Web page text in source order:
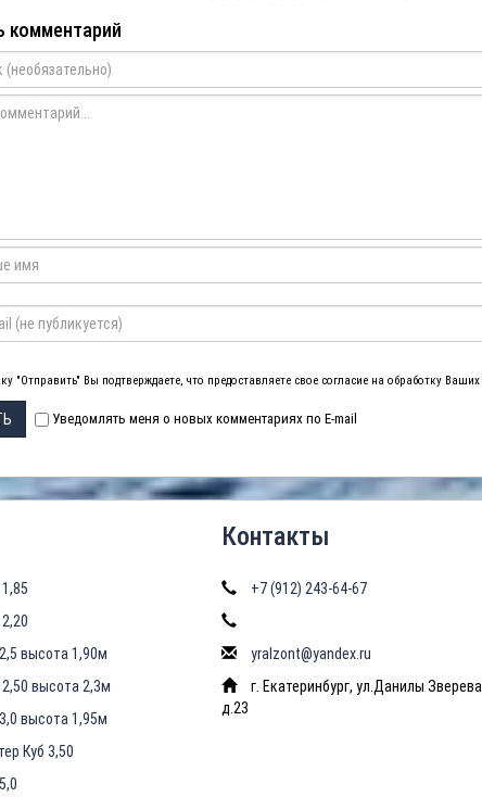
комментарий
"Отправить" Вы подтверждаете, что предоставляете свое согласие на обработку Ваших
Уведомлять меня о новых комментариях по E-mail
высота 1,90м
2,50 высота 2,3м
высота 1,95м
Куб 3,50
Контакты
+7 (912) 243-64-67
yralzont@yandex.ru
г. Екатеринбург, ул.Данилы Зверева
д.23